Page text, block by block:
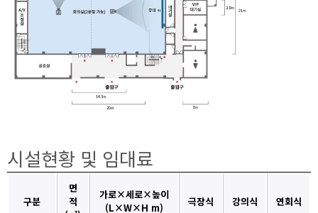
시설현황 및 임대료
구분
면
적
가로×세로×높이
(L×W×H m)
극장식 강의식 연회식